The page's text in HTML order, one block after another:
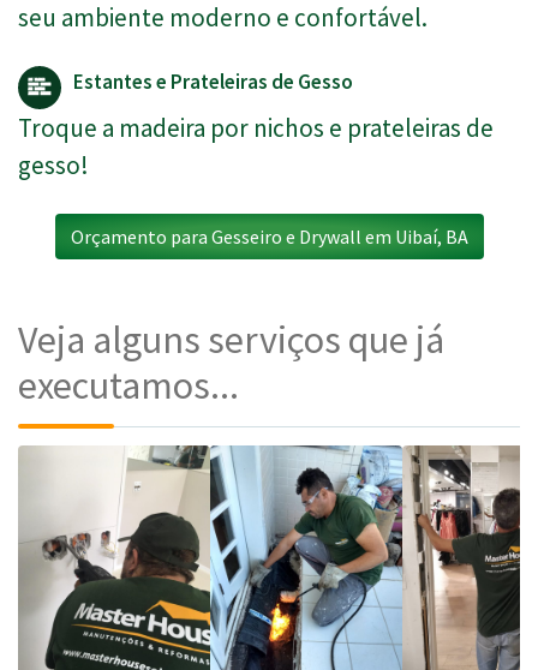
seu ambiente moderno e confortável.
Estantes e Prateleiras de Gesso
Troque a madeira por nichos e prateleiras de
gesso!
Orçamento para Gesseiro e Drywall em Uibaí, BA
Veja alguns serviços que já
executamos...